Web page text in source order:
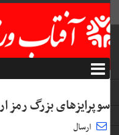
سوپرایز‌های بزرگ رمز
ارسال